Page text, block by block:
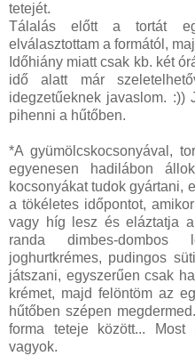
tetejét.
Tálalás előtt a tortát
elválasztottam a formától,
Időhiány miatt csak kb. két
idő alatt már
idegzetűeknek javaslom. :))
pihenni a hűtőben.
*A gyümölcskocsonyával,
egyenesen hadilábon
kocsonyákat tudok gyártani,
a tökéletes időpontot,
vagy híg lesz és eláztatja
randa dimbes-
joghurtkrémes, pudingos
játszani, egyszerűen csak
krémet, majd felöntöm az
hűtőben szépen
forma teteje között...
vagyok.